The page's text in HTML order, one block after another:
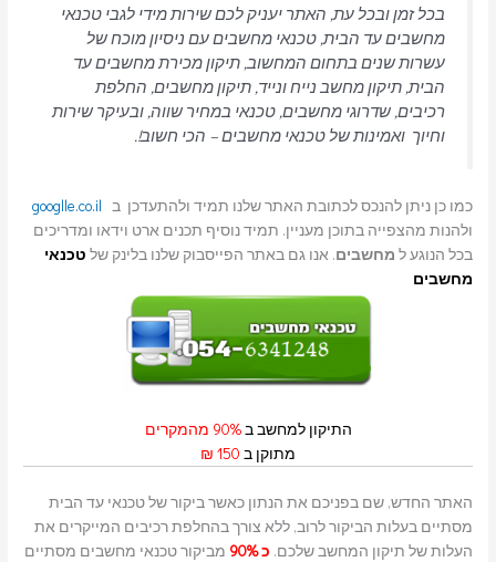
בכל זמן ובכל עת, האתר יעניק לכם שירות מידי לגבי טכנאי
מחשבים עד הבית, טכנאי מחשבים עם ניסיון מוכח של
עשרות שנים בתחום המחשוב, תיקון מכירת מחשבים עד
הבית, תיקון מחשב נייח ונייד, תיקון מחשבים, החלפת
רכיבים, שדרוגי מחשבים, טכנאי במחיר שווה, ובעיקר שירות
וחיוך ואמינות של טכנאי מחשבים – הכי חשוב!.
כמו כן ניתן להנכס לכתובת האתר שלנו תמיד ולהתעדכן ב googlle.co.il
ולהנות מהצפייה בתוכן מעניין. תמיד נוסיף תכנים ארט וידאו ומדריכים
בכל הנוגע ל מחשבים. אנו גם באתר הפייסבוק שלנו בלינק של טכנאי
מחשבים
התיקון למחשב ב90% מהמקרים
מתוקן ב 150 ₪
האתר החדש, שם בפניכם את הנתון כאשר ביקור של טכנאי עד הבית
מסתיים בעלות הביקור לרוב, ללא צורך בהחלפת רכיבים המייקרים את
העלות של תיקון המחשב שלכם. כ 90%
מביקור טכנאי מחשבים מסתיים